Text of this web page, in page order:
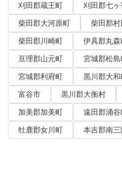
刈田郡蔵王町
刈田郡七
柴田郡大河原町
柴田郡
柴田郡川崎町
伊具郡丸森
亘理郡山元町
宮城郡松島
宮城郡利府町
黒川郡大和
富谷市
黒川郡大衡村
加美郡加美町
遠田郡涌谷
牡鹿郡女川町
本吉郡南